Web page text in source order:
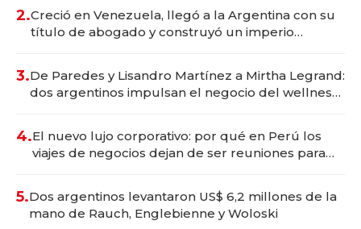
2.Creció en Venezuela, llegó a la Argentina con su
título de abogado y construyó un imperio
3.De Paredes y Lisandro Martínez a Mirtha Legrand:
dos argentinos impulsan el negocio del wellness
4.El nuevo lujo corporativo: por qué en Perú los
viajes de negocios dejan de ser reuniones para
5.Dos argentinos levantaron US$ 6,2 millones de la
mano de Rauch, Englebienne y Woloski